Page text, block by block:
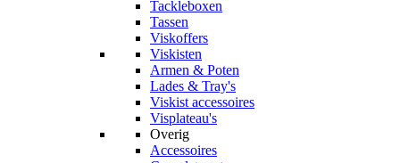
Tackleboxen
Tassen
Viskoffers
Viskisten
Armen & Poten
Lades & Tray's
Viskist accessoires
Visplateau's
Overig
Accessoires